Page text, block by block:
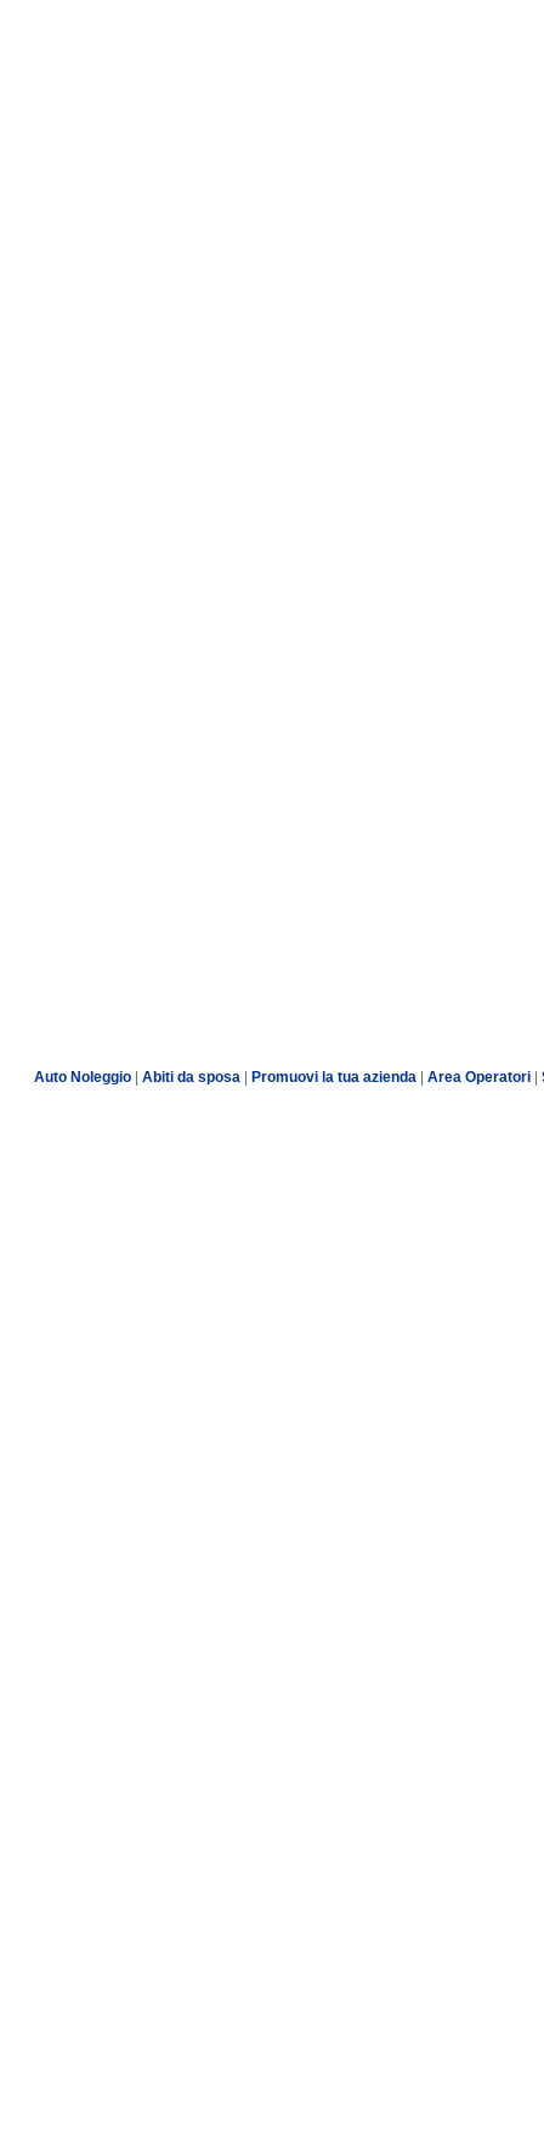
Auto Noleggio Abiti da sposa Promuovi la tua azienda Area Operatori